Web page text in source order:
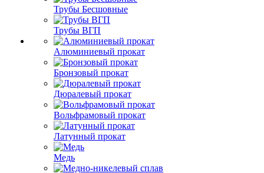
Трубы Бесшовные
Трубы ВГП
Алюминиевый прокат
Бронзовый прокат
Дюралевый прокат
Вольфрамовый прокат
Латунный прокат
Медь